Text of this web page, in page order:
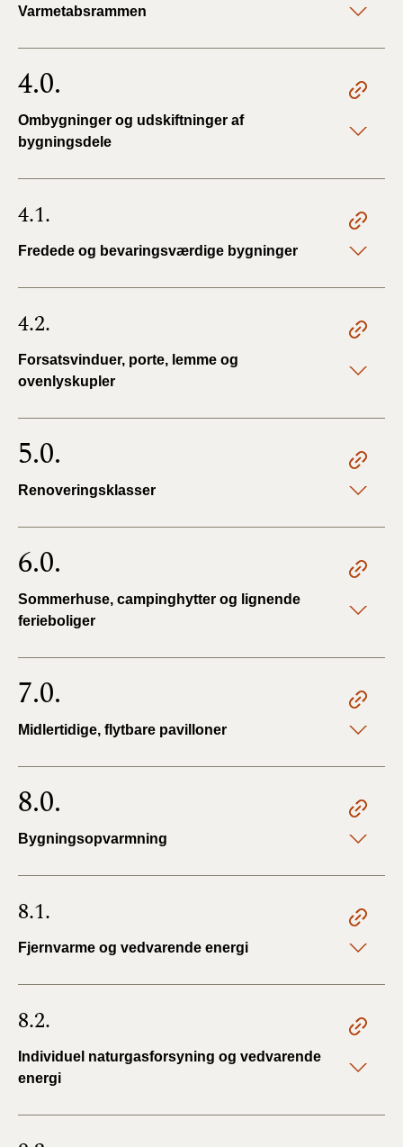
Varmetabsrammen
4.0.
Ombygninger og udskiftninger af
bygningsdele
4.1.
Fredede og bevaringsværdige bygninger
4.2.
Forsatsvinduer, porte, lemme og
ovenlyskupler
5.0.
Renoveringsklasser
6.0.
Sommerhuse, campinghytter og lignende
ferieboliger
7.0.
Midlertidige, flytbare pavilloner
8.0.
Bygningsopvarmning
8.1.
Fjernvarme og vedvarende energi
8.2.
Individuel naturgasforsyning og vedvarende
energi